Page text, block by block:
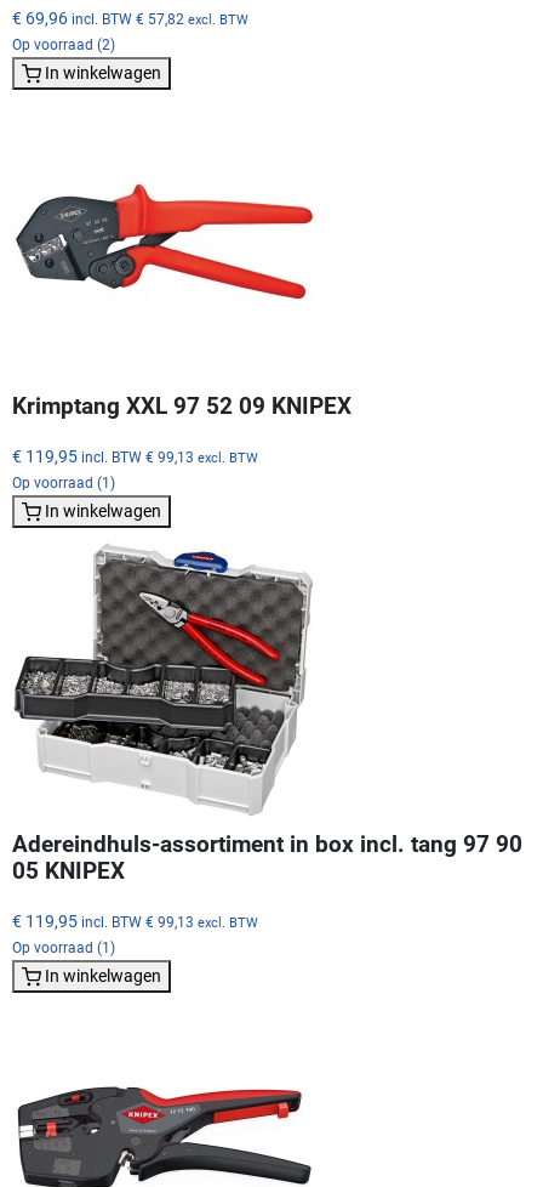
€ 69,96 incl. BTW € 57,82 excl. BTW
Op voorraad (2)
In winkelwagen
Krimptang XXL 97 52 09 KNIPEX
€ 119,95 incl. BTW € 99,13 excl. BTW
Op voorraad (1)
In winkelwagen
Adereindhuls-assortiment in box incl. tang 97 90
05 KNIPEX
€ 119,95 incl. BTW € 99,13 excl. BTW
Op voorraad (1)
In winkelwagen